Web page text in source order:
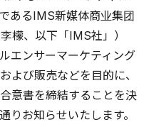
あるIMS新媒体商业集团
檬、以下「IMS社」）
エンサーマーケティング
よび販売などを目的に、
意書を締結することを決
りお知らせいたします。